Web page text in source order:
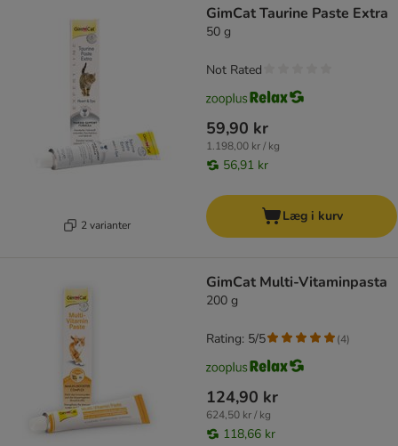
2 varianter
GimCat Taurine Paste Extra
50 g
59,90 kr
1.198,00 kr / kg
56,91 kr
Not Rated
Læg i kurv
GimCat Multi-Vitaminpasta
200 g
124,90 kr
624,50 kr / kg
118,66 kr
Rating: 5/5 (4)